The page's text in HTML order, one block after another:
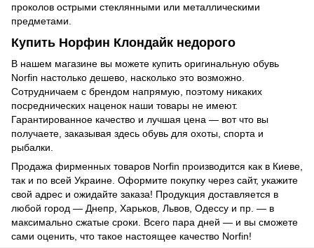
проколов острыми стеклянными или металлическими
предметами.
Купить Норфин Клондайк недорого
В нашем магазине вы можете купить оригинальную обувь
Norfin настолько дешево, насколько это возможно.
Сотрудничаем с брендом напрямую, поэтому никаких
посреднических наценок наши товары не имеют.
Гарантированное качество и лучшая цена — вот что вы
получаете, заказывая здесь обувь для охоты, спорта и
рыбалки.
Продажа фирменных товаров Norfin производится как в Киеве,
так и по всей Украине. Оформите покупку через сайт, укажите
свой адрес и ожидайте заказа! Продукция доставляется в
любой город — Днепр, Харьков, Львов, Одессу и пр. — в
максимально сжатые сроки. Всего пара дней — и вы сможете
сами оценить, что такое настоящее качество Norfin!